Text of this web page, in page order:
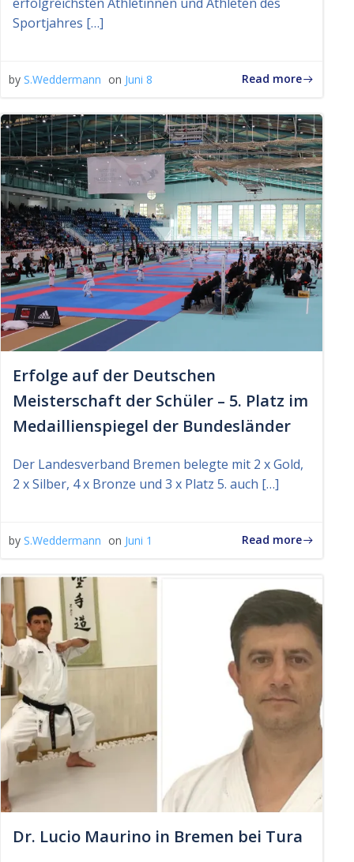
Sportjahres […]
by S.Weddermann on Juni 8 Read more
Erfolge auf der Deutschen
Meisterschaft der Schüler – 5. Platz im
Medaillienspiegel der Bundesländer
Der Landesverband Bremen belegte mit 2 x Gold,
2 x Silber, 4 x Bronze und 3 x Platz 5. auch […]
by S.Weddermann on Juni 1 Read more
Dr. Lucio Maurino in Bremen bei Tura